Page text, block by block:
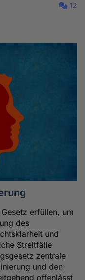
12
erfüllen, um
des
und
Streitfälle
zentrale
und den
offenlässt